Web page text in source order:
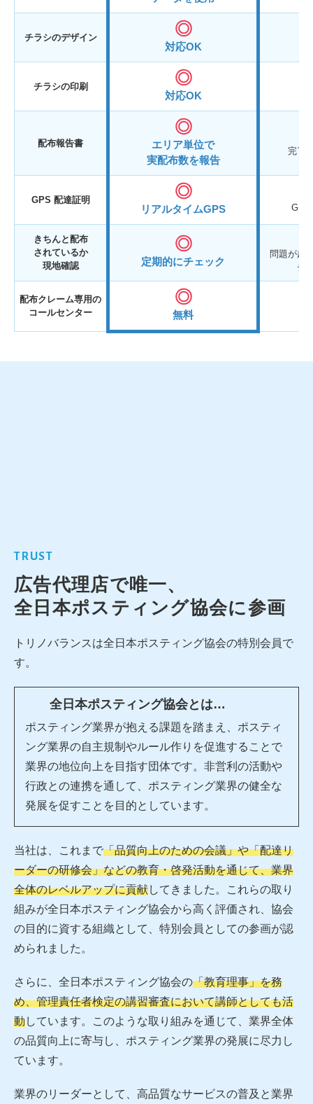
チラシのデザイン
対応OK
チラシの印刷
対応OK
配布報告書
エリア単位で
実配布数を報告
完了
GPS 配達証明
リアルタイムGPS GPS
きちんと配布
されているか
現地確認
定期的にチェック
問題が起
チ
配布クレーム専用の
コールセンター
無料
TRUST
広告代理店で唯一、
全日本ポスティング協会に参画
トリノバランスは全日本ポスティング協会の特別会員で
す。
全日本ポスティング協会とは…
ポスティング業界が抱える課題を踏まえ、ポスティ
ング業界の自主規制やルール作りを促進することで
業界の地位向上を目指す団体です。非営利の活動や
行政との連携を通して、ポスティング業界の健全な
発展を促すことを目的としています。
当社は、これまで「品質向上のための会議」や「配達リ
ーダーの研修会」などの教育・啓発活動を通じて、業界
全体のレベルアップに貢献してきました。これらの取り
組みが全日本ポスティング協会から高く評価され、協会
の目的に資する組織として、特別会員としての参画が認
められました。
さらに、全日本ポスティング協会の「教育理事」を務
め、管理責任者検定の講習審査において講師としても活
動しています。このような取り組みを通じて、業界全体
の品質向上に寄与し、ポスティング業界の発展に尽力し
ています。
業界のリーダーとして、高品質なサービスの普及と業界